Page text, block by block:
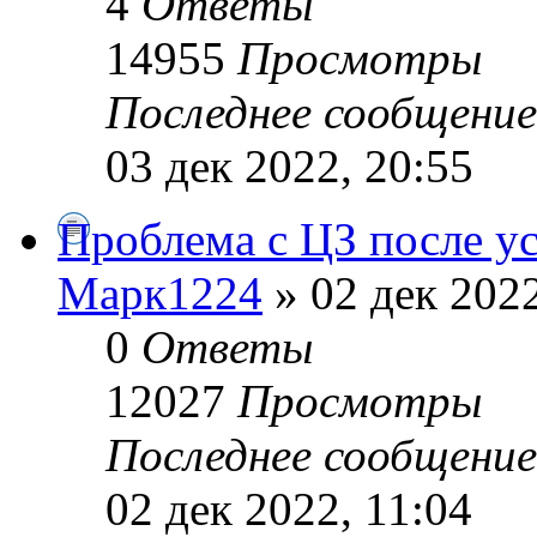
14955 Просмотры
Последнее
03 дек 2022, 20:55
Проблема с ЦЗ после
Марк1224 » 02 дек
0 Ответы
12027 Просмотры
Последнее
02 дек 2022, 11:04